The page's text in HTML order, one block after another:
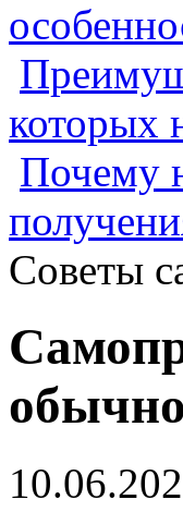
которых
Почему
Советы